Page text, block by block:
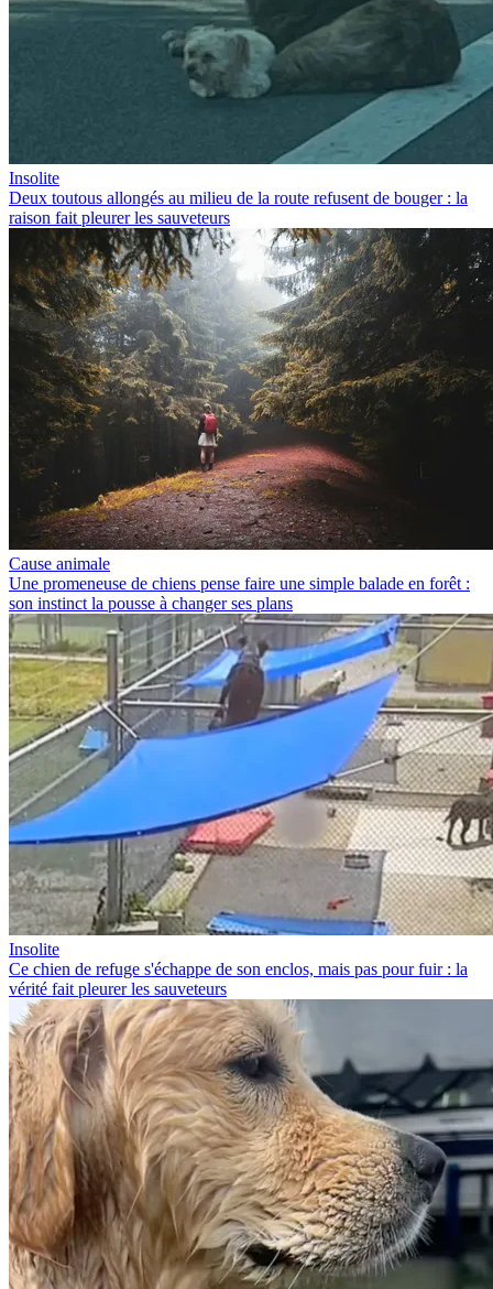
Insolite
Deux toutous allongés au milieu de la route refusent de bouger : la
raison fait pleurer les sauveteurs
Cause animale
Une promeneuse de chiens pense faire une simple balade en forêt :
son instinct la pousse à changer ses plans
Insolite
Ce chien de refuge s'échappe de son enclos, mais pas pour fuir : la
vérité fait pleurer les sauveteurs